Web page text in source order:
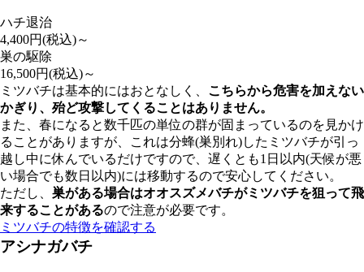
ハチ退治
4,400円(税込)～
巣の駆除
16,500円(税込)～
ミツバチは基本的にはおとなしく、 こちらから危害を加えない
かぎり、殆ど攻撃してくることはありません。
また、春になると数千匹の単位の群が固まっているのを見かけ
ることがありますが、これは分蜂(巣別れ)したミツバチが引っ
越し中に休んでいるだけですので、遅くとも1日以内(天候が悪
い場合でも数日以内)には移動するので安心してください。
ただし、 巣がある場合はオオスズメバチがミツバチを狙って飛
来することがあるので注意が必要です。
ミツバチの特徴を確認する
アシナガバチ